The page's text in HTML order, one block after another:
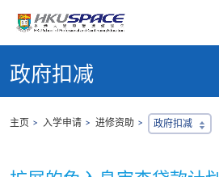
content
start政府扣减
主页 入学申请 进修资助 政府扣减